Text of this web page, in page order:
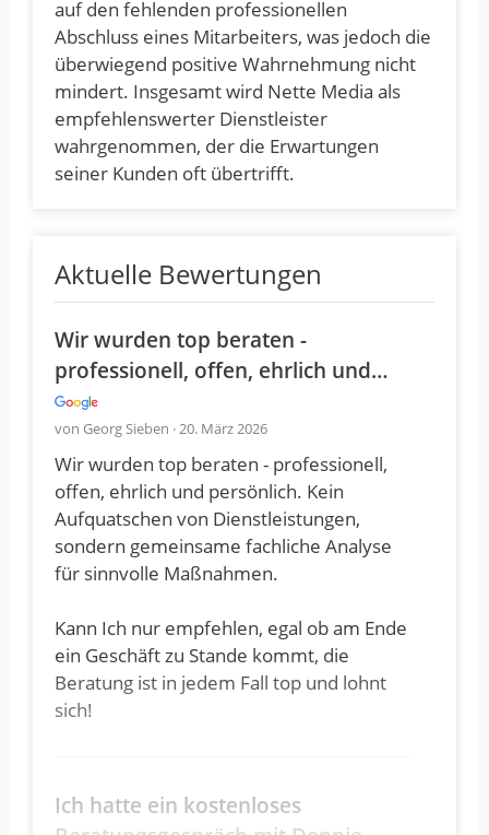
auf den fehlenden professionellen
Abschluss eines Mitarbeiters, was jedoch die
überwiegend positive Wahrnehmung nicht
mindert. Insgesamt wird Nette Media als
empfehlenswerter Dienstleister
wahrgenommen, der die Erwartungen
seiner Kunden oft übertrifft.
Aktuelle Bewertungen
Wir wurden top beraten -
professionell, offen, ehrlich und…
von Georg Sieben · 20. März 2026
Wir wurden top beraten - professionell,
offen, ehrlich und persönlich. Kein
Aufquatschen von Dienstleistungen,
sondern gemeinsame fachliche Analyse
für sinnvolle Maßnahmen.
Kann Ich nur empfehlen, egal ob am Ende
ein Geschäft zu Stande kommt, die
Beratung ist in jedem Fall top und lohnt
sich!
Ich hatte ein kostenloses